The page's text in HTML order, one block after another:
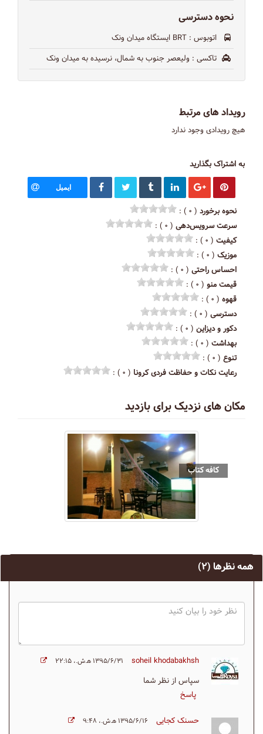
نحوه دسترسی
اتوبوس : BRT ایستگاه میدان ونک
تاکسی : ولیعصر جنوب به شمال، نرسیده به میدان ونک
رویداد های مرتبط
هیچ رویدادی وجود ندارد
به اشتراک بگذارید
ایمیل
نحوه برخورد ( ۰ ) :
سرعت سرویس‌دهی ( ۰ ) :
کیفیت ( ۰ ) :
موزیک ( ۰ ) :
احساس راحتی ( ۰ ) :
قیمت منو ( ۰ ) :
قهوه ( ۰ ) :
دسترسی ( ۰ ) :
دکور و دیزاین ( ۰ ) :
بهداشت ( ۰ ) :
تنوع ( ۰ ) :
رعایت نکات و حفاظت فردی کرونا ( ۰ ) :
مکان های نزدیک برای بازدید
کافه کتاب
همه نظرها (۲)
soheil khodabakhsh ۱۳۹۵/۶/۳۱ ه‍.ش.،‏ ۲۲:۱۵
سپاس از نظر شما
پاسخ
حسنک کجایی
۱۳۹۵/۶/۱۶ ه‍.ش.،‏ ۹:۴۸